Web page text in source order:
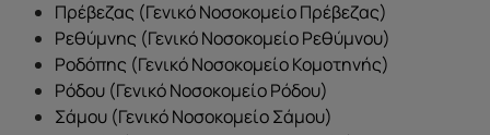
Πρέβεζας (Γενικό Νοσοκομείο Πρέβεζας)
Ρεθύμνης (Γενικό Νοσοκομείο Ρεθύμνου)
Ροδόπης (Γενικό Νοσοκομείο Κομοτηνής)
Ρόδου (Γενικό Νοσοκομείο Ρόδου)
Σάμου (Γενικό Νοσοκομείο Σάμου)